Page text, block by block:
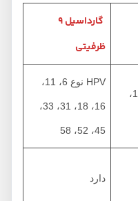
گارداسیل ۹
ظرفیتی
HPV نوع 6، 11،
16، 18، 31، 33،